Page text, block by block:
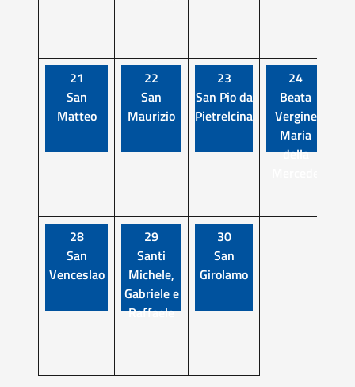
21
San
Matteo
22
San
Maurizio
23
San Pio da
Pietrelcina
24
Beata
Vergine
Maria
della
28
San
Venceslao
29
Santi
Michele,
Gabriele e
Raffaele
30
San
Girolamo